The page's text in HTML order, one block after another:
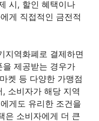
시, 할인 혜택이나
게 직접적인 금전적
지역화폐로 결제하면
제공받는 경우가
켓 등 다양한 가맹점
소비자가 해당 지역
게도 유리한 조건을
은 소비자에게 더 큰